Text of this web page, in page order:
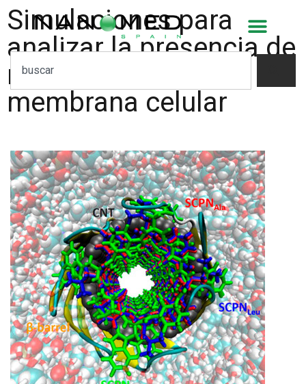
Simulaciones para
analizar la presencia de
nanotubos en la
membrana celular